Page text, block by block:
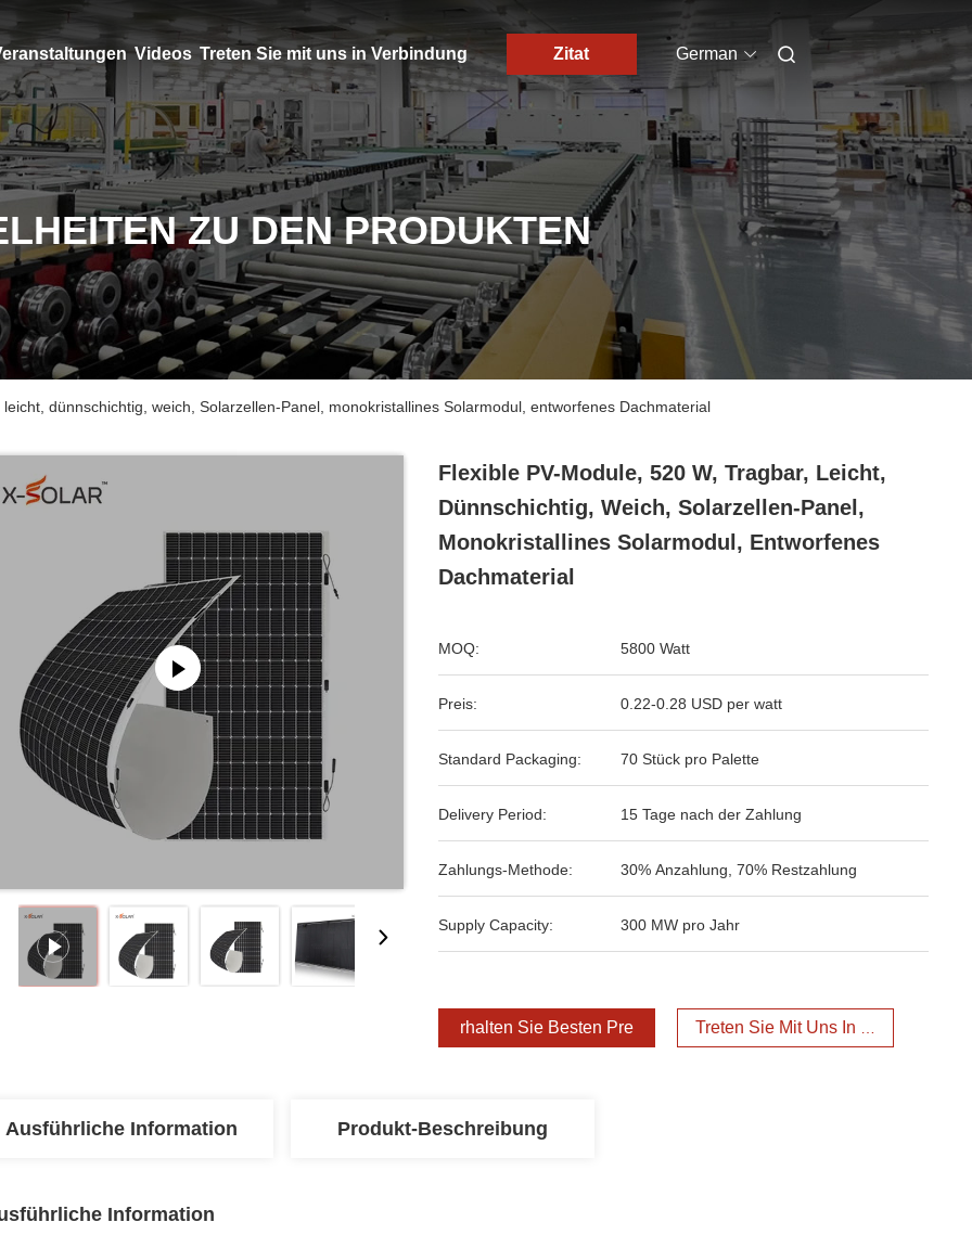
Videos Treten Sie mit uns in Verbindung Zitat German
ZU DEN PRODUKTEN
dünnschichtig, weich, Solarzellen-Panel, monokristallines Solarmodul, entworfenes Dachmaterial
Flexible PV-Module, 520 W, Tragbar, Leicht,
Dünnschichtig, Weich, Solarzellen-Panel,
Monokristallines Solarmodul, Entworfenes
Dachmaterial
MOQ: 5800 Watt
Preis: 0.22-0.28 USD per watt
Standard Packaging: 70 Stück pro Palette
Delivery Period: 15 Tage nach der Zahlung
Zahlungs-Methode: 30% Anzahlung, 70% Restzahlung
Supply Capacity: 300 MW pro Jahr
Erhalten Sie Besten Preis Treten Sie Mit Uns In Verbindung
Ausführliche Information Produkt-Beschreibung
Information